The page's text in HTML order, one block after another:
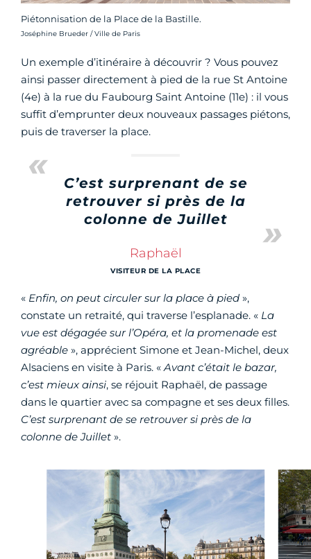
Piétonnisation de la Place de la Bastille.
Crédit photo :
Joséphine Brueder / Ville de Paris
Un exemple d’itinéraire à découvrir ? Vous pouvez
ainsi passer directement à pied de la rue St Antoine
(4e) à la rue du Faubourg Saint Antoine (11e) : il vous
suffit d’emprunter deux nouveaux passages piétons,
puis de traverser la place.
C’est surprenant de se
retrouver si près de la
colonne de Juillet
Raphaël
VISITEUR DE LA PLACE
« Enfin, on peut circuler sur la place à pied »,
constate un retraité, qui traverse l’esplanade. « La
vue est dégagée sur l’Opéra, et la promenade est
agréable », apprécient Simone et Jean-Michel, deux
Alsaciens en visite à Paris. « Avant c’était le bazar,
c’est mieux ainsi, se réjouit Raphaël, de passage
dans le quartier avec sa compagne et ses deux filles.
C’est surprenant de se retrouver si près de la
colonne de Juillet ».